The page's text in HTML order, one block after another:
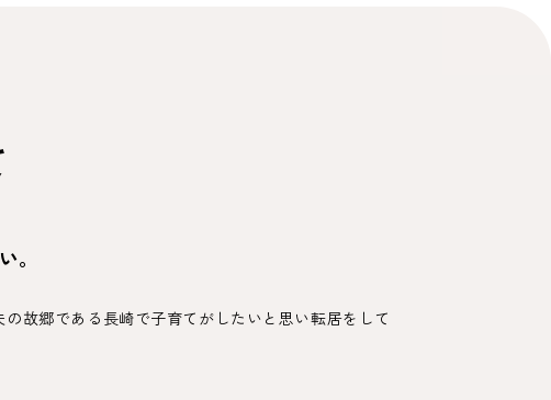
。
故郷である長崎で子育てがしたいと思い転居をして